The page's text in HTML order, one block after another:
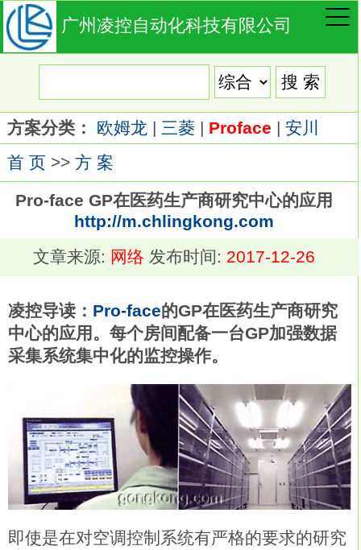
广州凌控自动化科技有限公司
方案分类： 欧姆龙 | 三菱| Proface | 安川
首 页>> 方 案
Pro-face GP在医药生产商研究中心的应用
http://m.chlingkong.com
文章来源: 网络 发布时间: 2017-12-26
凌控导读： Pro-face的GP在医药生产商研究
中心的应用。每个房间配备一台GP加强数据
采集系统集中化的监控操作。
即使是在对空调控制系统有严格的要求的研究